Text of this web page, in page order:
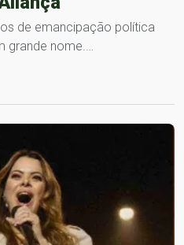
de emancipação política
grande nome.…